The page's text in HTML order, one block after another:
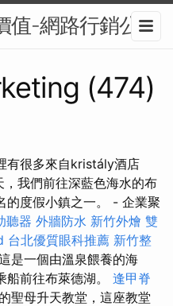
值-網路行銷公司
(474)
有很多來自kristály酒店
我們前往深藍色海水的布
的度假小鎮之一。 - 企業聚
聽器 外牆防水 新竹外燴 雙
台北優質眼科推薦 新竹整
是一個由溫泉餵養的海
船前往布萊德湖。 逢甲脊
聖母升天教堂，這座教堂